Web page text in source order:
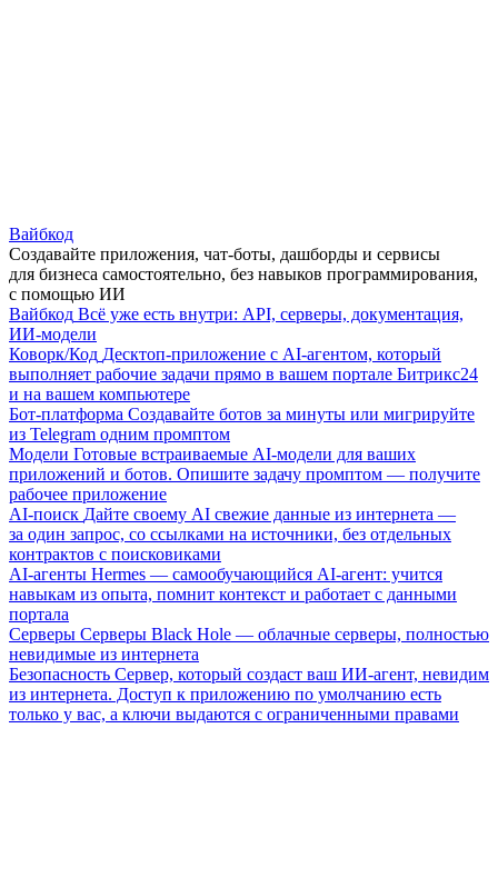
Вайбкод
Создавайте приложения, чат-боты, дашборды и сервисы
для бизнеса самостоятельно, без навыков программирования,
с помощью ИИ
Вайбкод Всё уже есть внутри: API, серверы, документация,
ИИ-модели
Коворк/Код Десктоп-приложение с AI-агентом, который
выполняет рабочие задачи прямо в вашем портале Битрикс24
и на вашем компьютере
Бот-платформа Создавайте ботов за минуты или мигрируйте
из Telegram одним промптом
Модели Готовые встраиваемые AI-модели для ваших
приложений и ботов. Опишите задачу промптом — получите
рабочее приложение
AI-поиск Дайте своему AI свежие данные из интернета —
за один запрос, со ссылками на источники, без отдельных
контрактов с поисковиками
AI-агенты Hermes — самообучающийся AI-агент: учится
навыкам из опыта, помнит контекст и работает с данными
портала
Серверы Серверы Black Hole — облачные серверы, полностью
невидимые из интернета
Безопасность Сервер, который создаст ваш ИИ-агент, невидим
из интернета. Доступ к приложению по умолчанию есть
только у вас, а ключи выдаются с ограниченными правами